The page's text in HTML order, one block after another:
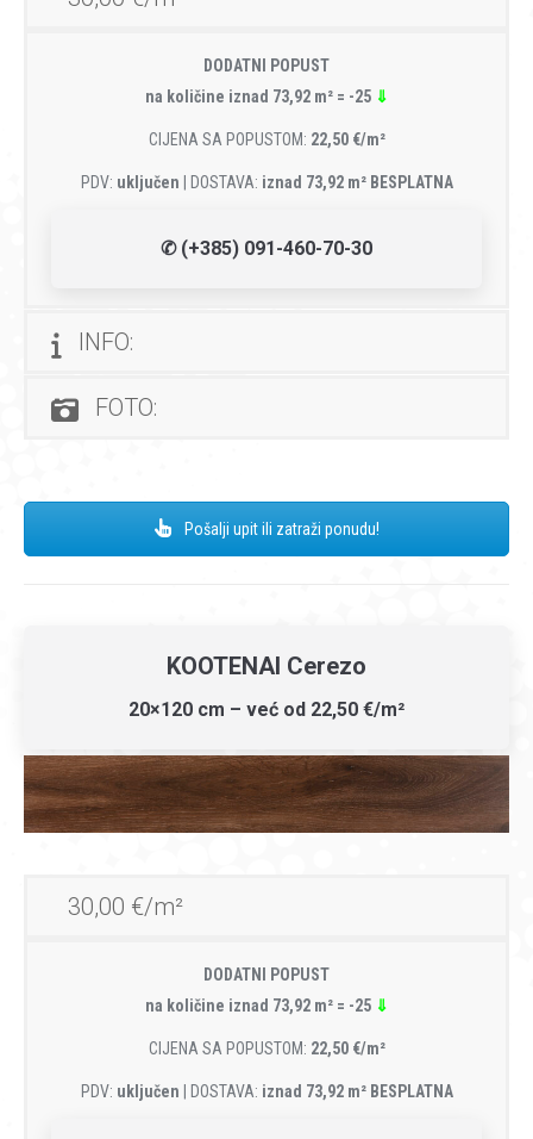
DODATNI POPUST
na količine iznad 73,92 m² = -25 ⇓
CIJENA SA POPUSTOM: 22,50 €/m²
PDV: uključen | DOSTAVA: iznad 73,92 m² BESPLATNA
✆ (+385) 091-460-70-30
INFO:
FOTO:
Pošalji upit ili zatraži ponudu!
KOOTENAI Cerezo
20×120 cm – već od 22,50 €/m²
30,00 €/m²
DODATNI POPUST
na količine iznad 73,92 m² = -25 ⇓
CIJENA SA POPUSTOM: 22,50 €/m²
PDV: uključen | DOSTAVA: iznad 73,92 m² BESPLATNA